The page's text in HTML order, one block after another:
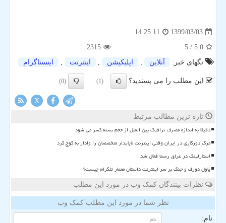
1399/03/03
14:25:11
5.0
/ 5
2315
تگهای خبر:
آنلاین , اپلیكیشن , اینترنت , اینستاگرام
این مطلب را می پسندید؟ (1)
(0)
X
تازه ترین مطالب مرتبط
دقیقا به اندازه مصرف ترافیک بین الملل از حجم بسته کسر می شود
مرگ دورکاری در ایران وقتی اینترنت ناپایدار متخصصان را وادار به کوچ کرد
استارلینک در عراق رسما فعال شد
پاول دورف و جنگ بر سر اینترنت داستان معمار تلگرام چیست؟
نظرات بینندگان کمک وب در مورد این مطلب
نظر شما در مورد این مطلب کمک وب
نام: